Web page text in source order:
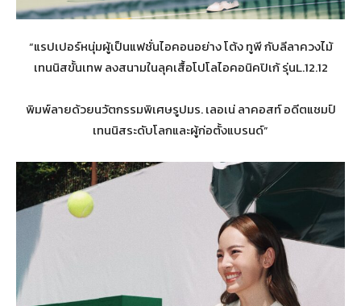
“แรปเปอร์หนุ่มผู้เป็นแฟชั่นไอคอนอย่าง โต้ง ทูพี กับลีลาควงไม้
เทนนิสขั้นเทพ ลงสนามในลุคเสื้อโปโลไอคอนิคปิเก้ รุ่นL.12.12
พิมพ์ลายด้วยนวัตกรรมพิเศษรูปมร. เลอเน่ ลาคอสท์ อดีตแชมป์
เทนนิสระดับโลกและผู้ก่อตั้งแบรนด์”